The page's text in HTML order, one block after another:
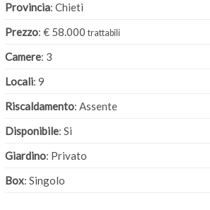
Provincia: Chieti
Prezzo: € 58.000 trattabili
Camere: 3
Locali: 9
Riscaldamento: Assente
Disponibile: Si
Giardino: Privato
Box: Singolo